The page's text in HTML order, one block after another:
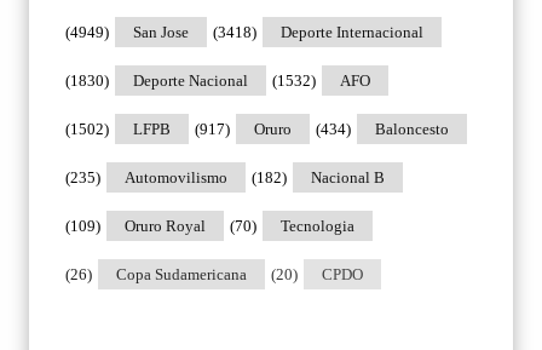
San Jose
(4949) Deporte Internacional
(3418)
Deporte Nacional
(1830) AFO
(1532)
LFPB
(1502) Oruro
(917) Baloncesto
(434)
Automovilismo
(235) Nacional B
(182)
Oruro Royal
(109) Tecnologia
(70)
Copa Sudamericana
(26) CPDO
(20)